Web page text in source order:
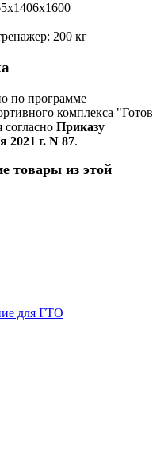
200 кг
по программе
комплекса "Готов
согласно Приказу
2021 г. N 87.
товары из этой
для ГТО